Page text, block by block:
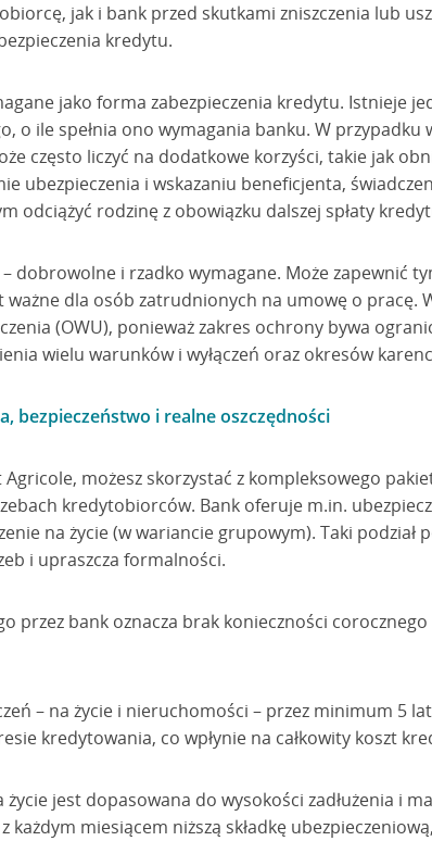
jak i bank przed skutkami zniszczenia lub
kredytu.
jako forma zabezpieczenia kredytu. Istnieje
o ile spełnia ono wymagania banku. W przypadku
często liczyć na dodatkowe korzyści, takie jak
ubezpieczenia i wskazaniu beneficjenta,
odciążyć rodzinę z obowiązku dalszej spłaty
– dobrowolne i rzadko wymagane. Może zapewnić
dla osób zatrudnionych na umowę o pracę.
(OWU), ponieważ zakres ochrony bywa
wielu warunków i wyłączeń oraz okresów
bezpieczeństwo i realne oszczędności
możesz skorzystać z kompleksowego
kredytobiorców. Bank oferuje m.in.
na życie (w wariancie grupowym). Taki podział
i upraszcza formalności.
przez bank oznacza brak konieczności
– na życie i nieruchomości – przez minimum 5
kredytowania, co wpłynie na całkowity koszt
jest dopasowana do wysokości zadłużenia i
miesiącem niższą składkę